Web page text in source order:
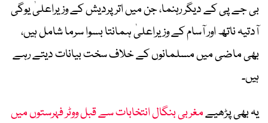
بی جے پی کے دیگر رہنما، جن میں اتر پردیش کے وزیراعلیٰ یوگی
آدتیہ ناتھ اور آسام کے وزیراعلیٰ ہمانتا بسوا سرما شامل ہیں،
بھی ماضی میں مسلمانوں کے خلاف سخت بیانات دیتے رہے
ہیں۔
یہ بھی پڑھیےمغربی بنگال انتخابات سے قبل ووٹر فہرستوں میں